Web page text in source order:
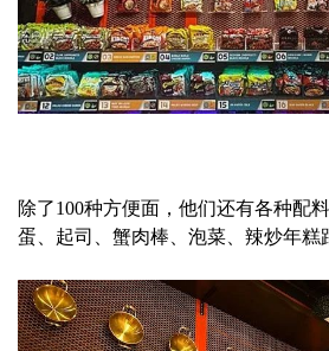
除了100种方便面，他们还有各种配
蛋、起司、蟹肉棒、泡菜、辣炒年糕